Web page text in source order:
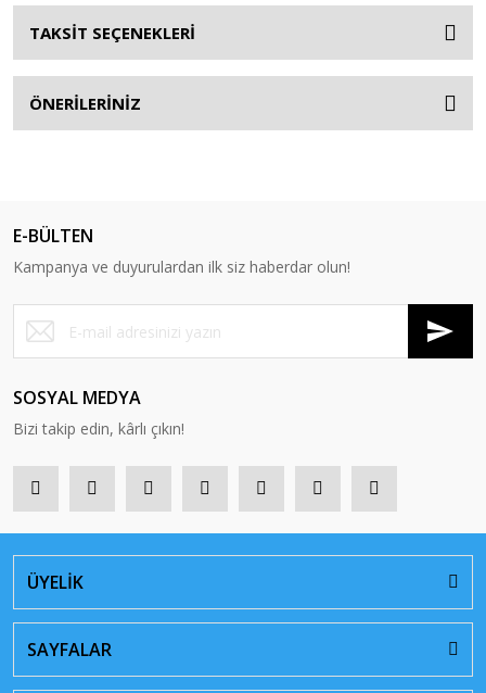
TAKSİT SEÇENEKLERİ
ÖNERİLERİNİZ
E-BÜLTEN
Kampanya ve duyurulardan ilk siz haberdar olun!
SOSYAL MEDYA
Bizi takip edin, kârlı çıkın!
ÜYELİK
SAYFALAR